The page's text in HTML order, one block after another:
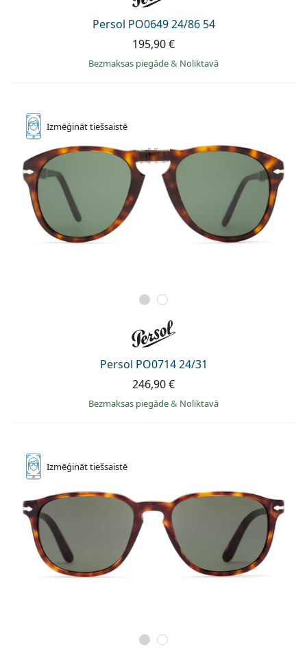
Atklājiet visus
Persol PO0649 24/86 54
195,90 €
Bezmaksas piegāde& Noliktavā
Izmēģināttiešsaistē
Persol PO0714 24/31
246,90 €
Bezmaksas piegāde& Noliktavā
Izmēģināttiešsaistē